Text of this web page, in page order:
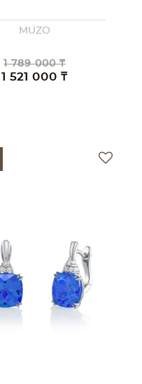
MUZO
1 789 000 ₸
1 521 000 ₸